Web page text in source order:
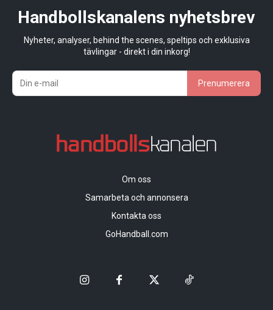
Handbollskanalens nyhetsbrev
Nyheter, analyser, behind the scenes, speltips och exklusiva
tävlingar - direkt i din inkorg!
Prenumerera
Om oss
Samarbeta och annonsera
Kontakta oss
GoHandball.com